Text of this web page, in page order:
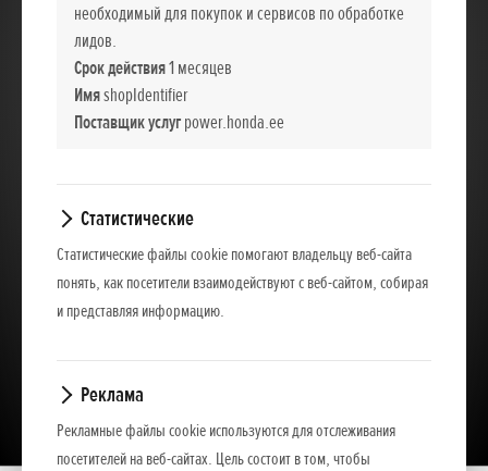
необходимый для покупок и сервисов по обработке
лидов.
Срок действия1 месяцев
ИмяshopIdentifier
Поставщик услугpower.honda.ee
Статистические
Статистические файлы cookie помогают владельцу веб-сайта
понять, как посетители взаимодействуют с веб-сайтом, собирая
и представляя информацию.
Реклама
Рекламные файлы cookie используются для отслеживания
посетителей на веб-сайтах. Цель состоит в том, чтобы
Загрузить презентацию